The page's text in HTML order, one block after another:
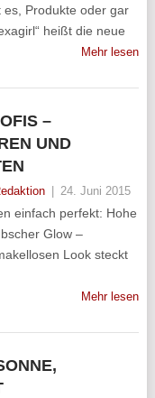
Produkte oder gar
heißt die neue
Mehr lesen
–
UND
24. Juni 2015
einfach perfekt: Hohe
Glow –
Look steckt
Mehr lesen